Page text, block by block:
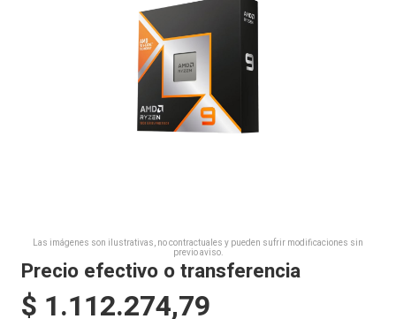
Las imágenes son ilustrativas, no contractuales y pueden sufrir modificaciones sin
previo aviso.
Precio efectivo o transferencia
$ 1.112.274,79